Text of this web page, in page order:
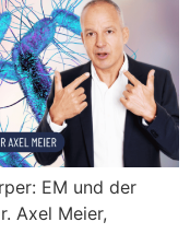
EM und der
Axel Meier,